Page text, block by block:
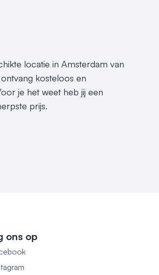
locatie in Amsterdam van
kosteloos en
je het weet heb jij een
prijs.
ons op